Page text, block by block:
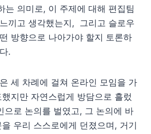
는 의미로, 이 주제에 대해 편집팀
끼고 생각했는지, 그리고 슬로우
방향으로 나아가야 할지 토론하
.
세 차례에 걸쳐 온라인 모임을 가
지만 자연스럽게 방담으로 흘렀
으로 논의를 벌였고, 그 논의에 바
우리 스스로에게 던졌으며, 거기